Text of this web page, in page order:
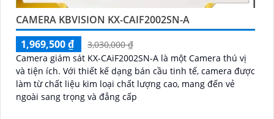
CAMERA KBVISION KX-CAIF2002SN-A
1,969,500 ₫
3,030,000 ₫
Camera giám sát KX-CAiF2002SN-A là một Camera thú vị
và tiện ích. Với thiết kế dạng bán cầu tinh tế, camera được
làm từ chất liệu kim loại chất lượng cao, mang đến vẻ
ngoài sang trọng và đẳng cấp